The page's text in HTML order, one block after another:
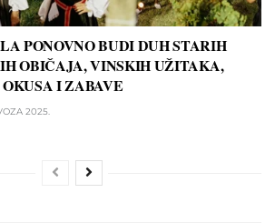
PONOVNO BUDI DUH STARIH
OBIČAJA, VINSKIH UŽITAKA,
I ZABAVE
2025.